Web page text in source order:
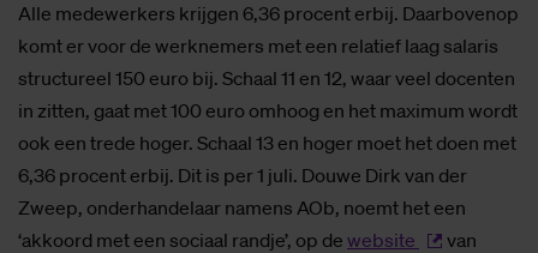
Alle medewerkers krijgen 6,36 procent erbij. Daarbovenop
komt er voor de werknemers met een relatief laag salaris
structureel 150 euro bij. Schaal 11 en 12, waar veel docenten
in zitten, gaat met 100 euro omhoog en het maximum wordt
ook een trede hoger. Schaal 13 en hoger moet het doen met
6,36 procent erbij. Dit is per 1 juli. Douwe Dirk van der
Zweep, onderhandelaar namens AOb, noemt het een
‘akkoord met een sociaal randje’, op de website
van